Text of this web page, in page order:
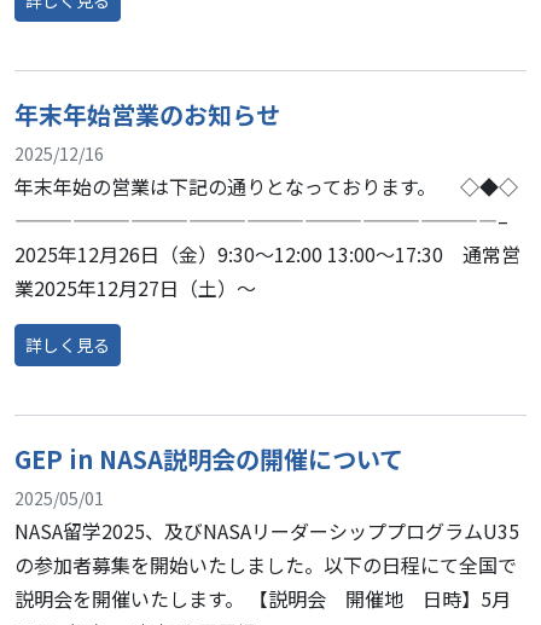
from GEP in NASA説明会の開催について
年末年始営業のお知らせ
2025/12/16
年末年始の営業は下記の通りとなっております。 ◇◆◇
—————————————————————————–
2025年12月26日（金）9:30～12:00 13:00～17:30 通常営
業2025年12月27日（土）～
詳しく見る
from 年末年始営業のお知らせ
GEP in NASA説明会の開催について
2025/05/01
NASA留学2025、及びNASAリーダーシッププログラムU35
の参加者募集を開始いたしました。以下の日程にて全国で
説明会を開催いたします。 【説明会 開催地 日時】5月